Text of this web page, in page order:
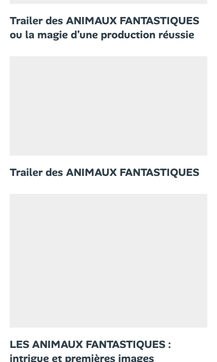
Trailer des ANIMAUX FANTASTIQUES
ou la magie d’une production réussie
Trailer des ANIMAUX FANTASTIQUES
LES ANIMAUX FANTASTIQUES :
intrigue et premières images